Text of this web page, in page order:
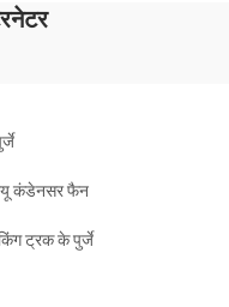
कंडेनसर फैन
किंग ट्रक के पुर्जे